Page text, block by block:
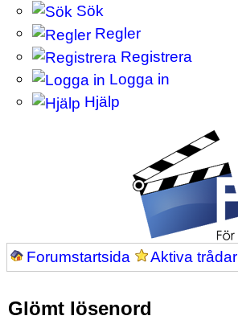
Sök
Regler
Registrera
Logga in
Hjälp
Forumstartsida Aktiva trådar
Glömt lösenord